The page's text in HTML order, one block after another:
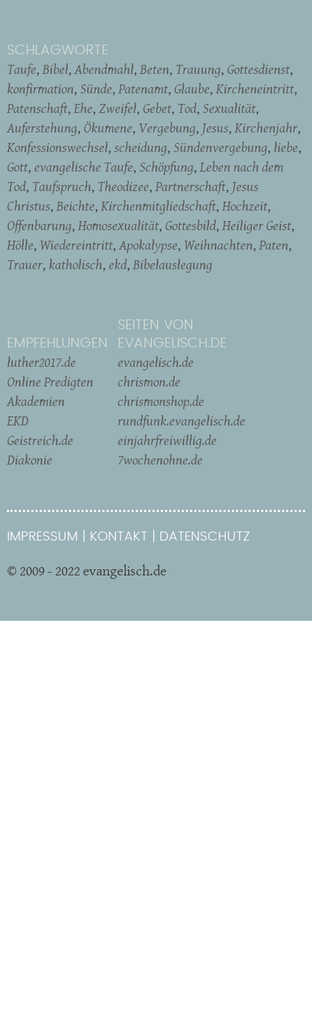
SCHLAGWORTE
Taufe Bibel Abendmahl Beten Trauung Gottesdienst
konfirmation Sünde Patenamt Glaube Kircheneintritt
Patenschaft Ehe Zweifel Gebet Tod Sexualität
Auferstehung Ökumene Vergebung Jesus Kirchenjahr
Konfessionswechsel scheidung Sündenvergebung liebe
Gott evangelische Taufe Schöpfung Leben nach dem
Tod Taufspruch Theodizee Partnerschaft Jesus
Christus Beichte Kirchenmitgliedschaft Hochzeit
Offenbarung Homosexualität Gottesbild Heiliger Geist
Hölle Wiedereintritt Apokalypse Weihnachten Paten
Trauer katholisch ekd Bibelauslegung
EMPFEHLUNGEN
luther2017.de
Online Predigten
Akademien
EKD
Geistreich.de
Diakonie
SEITEN VON
EVANGELISCH.DE
evangelisch.de
chrismon.de
chrismonshop.de
rundfunk.evangelisch.de
einjahrfreiwillig.de
7wochenohne.de
IMPRESSUM KONTAKT DATENSCHUTZ
© 2009 - 2022 evangelisch.de